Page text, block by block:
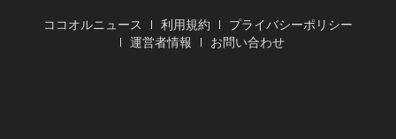
ココオルニュース 利用規約
プライバシーポリシー
運営者情報
お問い合わせ